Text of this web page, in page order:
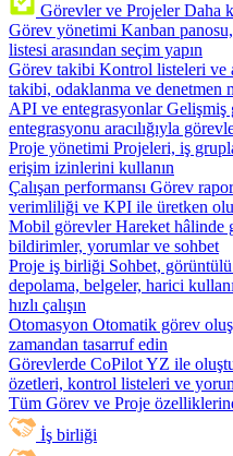
Görevler ve Projeler Daha
Görev yönetimi Kanban
listesi arasından seçim yapın
Görev takibi Kontrol listeleri ve
takibi, odaklanma ve denetmen
API ve entegrasyonlar Gelişmiş
entegrasyonu aracılığıyla
Proje yönetimi Projeleri, iş
erişim izinlerini kullanın
Çalışan performansı Görev
verimliliği ve KPI ile üretken
Mobil görevler Hareket hâlinde
bildirimler, yorumlar ve sohbet
Proje iş birliği Sohbet,
depolama, belgeler, harici
hızlı çalışın
Otomasyon Otomatik görev
zamandan tasarruf edin
Görevlerde CoPilotYZ ile
özetleri, kontrol listeleri ve
Tüm Görev ve Proje
İş birliği